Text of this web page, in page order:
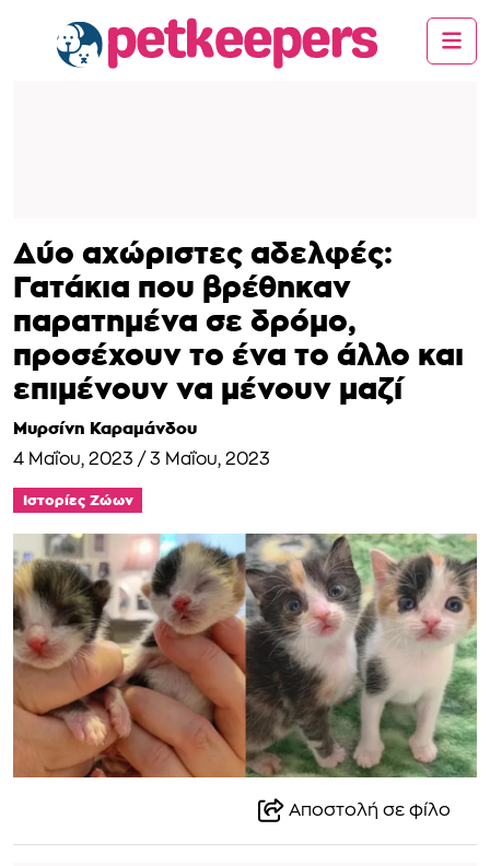
Δύο αχώριστες αδελφές:
Γατάκια που βρέθηκαν
παρατημένα σε δρόμο,
προσέχουν το ένα το άλλο και
επιμένουν να μένουν μαζί
Μυρσίνη Καραμάνδου
4 Μαΐου, 2023 / 3 Μαΐου, 2023
Ιστορίες Ζώων
Αποστολή σε φίλο